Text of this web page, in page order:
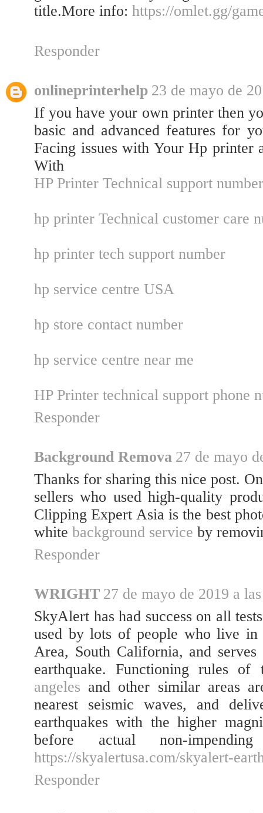
title.More info: https://omlet.gg/
Responder
onlineprinterhelp 23 de mayo de
If you have your own printer then
basic and advanced features for
Facing issues with Your Hp printer
With
HP Printer Technical support number
hp printer Technical customer care
hp printer tech support number
hp service centre USA
hp store contact number
hp service centre near me
HP Printer technical support phone
Responder
Background Remova 27 de mayo
Thanks for sharing this nice post.
sellers who used high-quality
Clipping Expert Asia is the best
white background service by
Responder
WRIGHT 27 de mayo de 2019 a
SkyAlert has had success on all
used by lots of people who live in
Area, South California, and
earthquake. Functioning rules
angeles and other similar areas
nearest seismic waves, and
earthquakes with the higher
before actual non-
https://skyalertusa.com/skyalert-
Responder